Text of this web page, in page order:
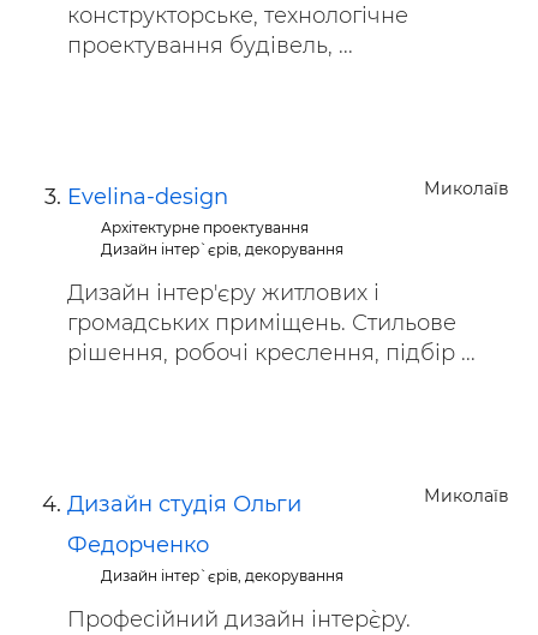
конструкторське, технологічне
проектування будівель, ...
Миколаїв
Evelina-design
Архітектурне проектування
Дизайн інтер`єрів, декорування
Дизайн інтер'єру житлових і
громадських приміщень. Стильове
рішення, робочі креслення, підбір ...
Миколаїв
Дизайн студія Ольги
Федорченко
Дизайн інтер`єрів, декорування
Професійний дизайн інтер`єру.